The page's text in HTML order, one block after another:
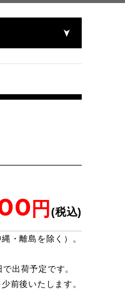
縄・離島を除く）。
出荷予定です。
前後いたします。